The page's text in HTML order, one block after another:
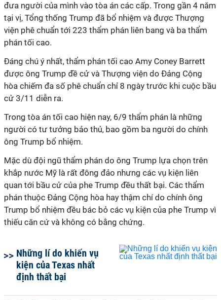
đưa người của mình vào tòa án các cấp. Trong gần 4 năm
tại vị, Tổng thống Trump đã bổ nhiệm và được Thượng
viện phê chuẩn tới 223 thẩm phán liên bang và ba thẩm
phán tối cao.
Đáng chú ý nhất, thẩm phán tối cao Amy Coney Barrett
được ông Trump đề cử và Thượng viện do Đảng Cộng
hòa chiếm đa số phê chuẩn chỉ 8 ngày trước khi cuộc bầu
cử 3/11 diễn ra.
Trong tòa án tối cao hiện nay, 6/9 thẩm phán là những
người có tư tưởng bảo thủ, bao gồm ba người do chính
ông Trump bổ nhiệm.
Mặc dù đội ngũ thẩm phán do ông Trump lựa chọn trên
khắp nước Mỹ là rất đông đảo nhưng các vụ kiện liên
quan tới bầu cử của phe Trump đều thất bại. Các thẩm
phán thuộc Đảng Cộng hòa hay thậm chí do chính ông
Trump bổ nhiệm đều bác bỏ các vụ kiện của phe Trump vì
thiếu căn cứ và không có bằng chứng.
Những lí do khiến vụ
kiện của Texas nhất
định thất bại